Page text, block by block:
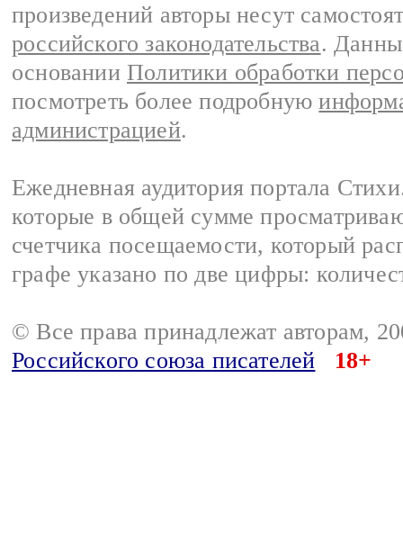
произведений авторы несут
российского законодательства.
основании Политики обработки
посмотреть более подробную
администрацией.
Ежедневная аудитория портала
которые в общей сумме
счетчика посещаемости, который
графе указано по две цифры:
© Все права принадлежат авторам,
Российского союза писателей
18+